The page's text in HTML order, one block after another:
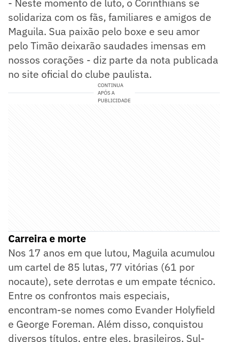
solidariza com os fãs, familiares e amigos de
Maguila. Sua paixão pelo boxe e seu amor
pelo Timão deixarão saudades imensas em
nossos corações - diz parte da nota publicada
no site oficial do clube paulista.
CONTINUA
APÓS A
PUBLICIDADE
Carreira e morte
Nos 17 anos em que lutou, Maguila acumulou
um cartel de 85 lutas, 77 vitórias (61 por
nocaute), sete derrotas e um empate técnico.
Entre os confrontos mais especiais,
encontram-se nomes como Evander Holyfield
e George Foreman. Além disso, conquistou
diversos títulos, entre eles, brasileiros, Sul-